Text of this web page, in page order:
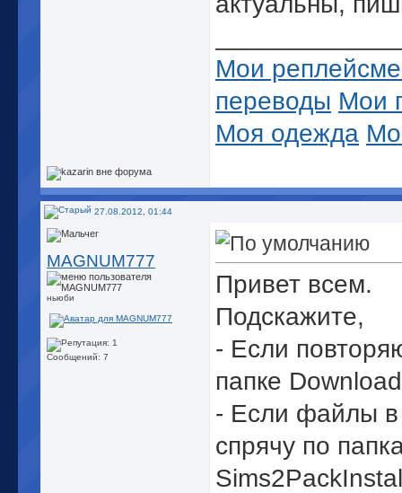
Мои
переводы Мои
Моя одежда
Мои туторы
27.08.2012, 01:44
MAGNUM777
ньюби
Сообщений: 7
Привет всем.
Подскажите,
- Если
папке
- Если файлы в
спрячу по